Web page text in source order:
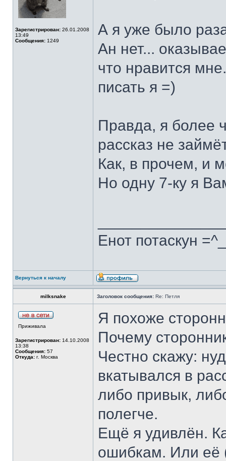
Зарегистрирован: 26.01.2008
13:49
Сообщения: 1249
А я уже было
Ан нет...
что нравится
писать я =)
Правда, я более
рассказ не
Как, в прочем, и
Но одну 7-ку я
Енот потаскун
Вернуться к началу
milksnake Заголовок сообщения: Re: Петля
Приживала
Зарегистрирован: 14.10.2008
13:38
Сообщения: 57
Откуда: г. Москва
Я похоже
Почему
Честно скажу:
вкатывался в
либо привык,
полегче.
Ещё я удивлён.
ошибкам. Или её